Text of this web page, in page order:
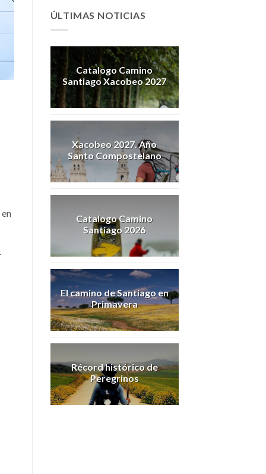
ÚLTIMAS NOTICIAS
Catalogo Camino
Santiago Xacobeo 2027
Xacobeo 2027. Año
Santo Compostelano
Catalogo Camino
Santiago 2026
El camino de Santiago en
Primavera
Récord histórico de
Peregrinos